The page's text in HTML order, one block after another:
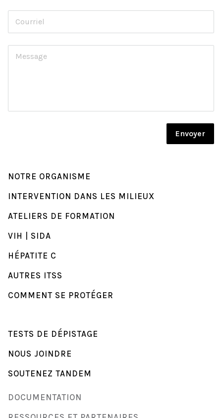
Envoyer
NOTRE ORGANISME
INTERVENTION DANS LES MILIEUX
ATELIERS DE FORMATION
VIH | SIDA
HÉPATITE C
AUTRES ITSS
COMMENT SE PROTÉGER
TESTS DE DÉPISTAGE
NOUS JOINDRE
SOUTENEZ TANDEM
DOCUMENTATION